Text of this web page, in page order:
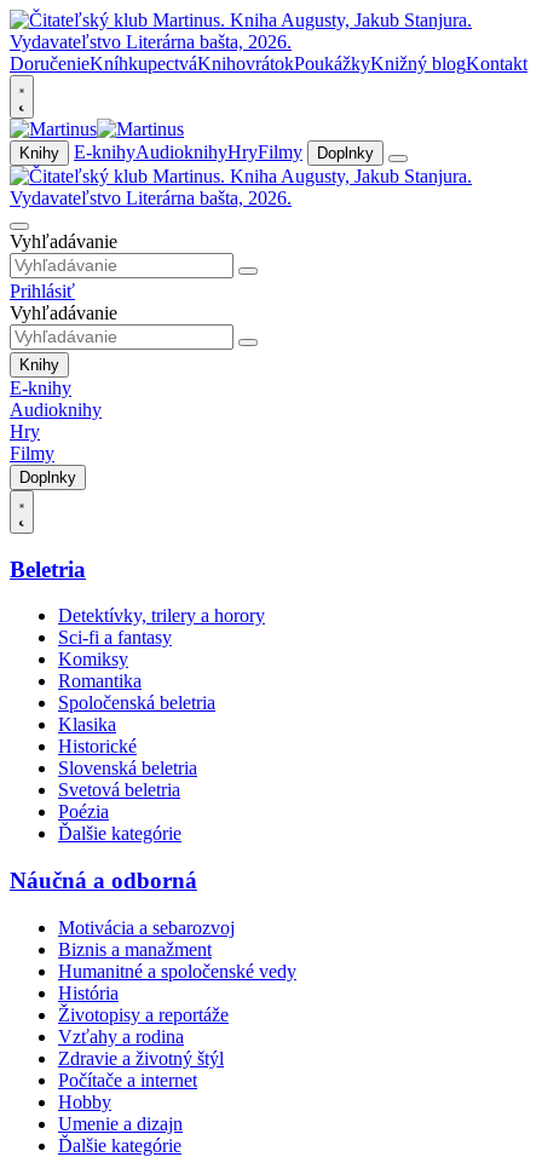
DoručenieKníhkupectváKnihovrátokPoukážkyKnižný blogKontakt
Knihy E-knihyAudioknihyHryFilmy Doplnky
Vyhľadávanie
Prihlásiť
Vyhľadávanie
Knihy
E-knihy
Audioknihy
Hry
Filmy
Doplnky
Beletria
Detektívky, trilery a horory
Sci-fi a fantasy
Komiksy
Romantika
Spoločenská beletria
Klasika
Historické
Slovenská beletria
Svetová beletria
Poézia
Ďalšie kategórie
Náučná a odborná
Motivácia a sebarozvoj
Biznis a manažment
Humanitné a spoločenské vedy
História
Životopisy a reportáže
Vzťahy a rodina
Zdravie a životný štýl
Počítače a internet
Hobby
Umenie a dizajn
Ďalšie kategórie